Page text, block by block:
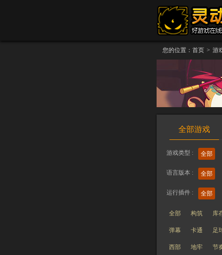
您的位置： 首页 > 游
全部游戏
游戏类型 : 全部
语言版本 : 全部
运行插件 : 全部
全部 构筑 库
弹幕 卡通 足
西部 地牢 节